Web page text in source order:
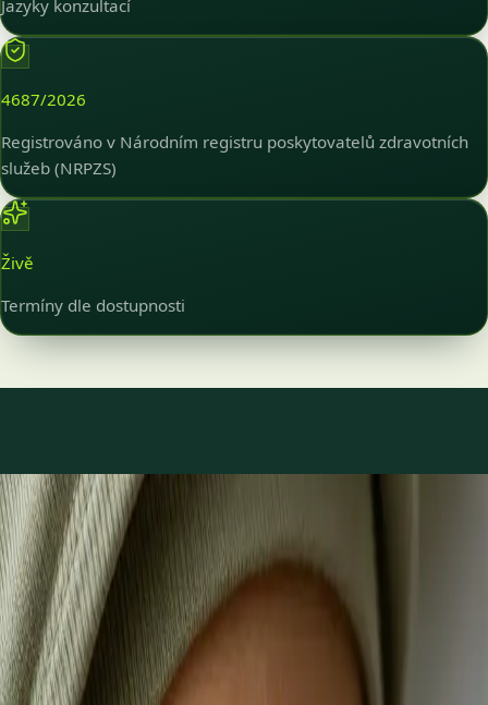
Jazyky konzultací
4687/2026
Registrováno v Národním registru poskytovatelů zdravotních
služeb (NRPZS)
Živě
Termíny dle dostupnosti
Co léčíme
Péče o to, co skutečně
trápí.